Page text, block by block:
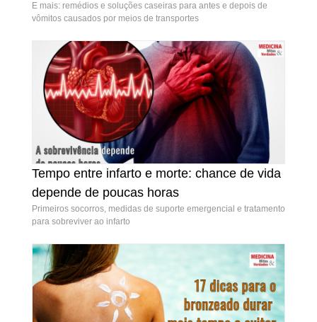
E mais: remédios e soluções caseiras para antes e depois de
vômitos causados por meios de transportes
Tempo entre infarto e morte: chance de vida
depende de poucas horas
Tempo entre infarto e morte: chance de vida
depende de poucas horas
Primeiros socorros, medidas de suporte emergencial e tratamento
para sobreviver ao infarto